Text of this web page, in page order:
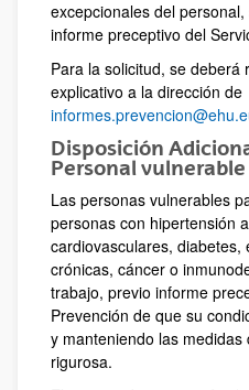
excepcionales del
informe preceptivo del
Para la solicitud, se deberá
explicativo a la dirección de
Disposición
Personal vulnerable
Las personas vulnerables
personas con hipertensión
cardiovasculares,
crónicas, cáncer o
trabajo, previo informe
Prevención de que su
y manteniendo las
rigurosa.